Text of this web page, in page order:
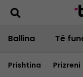
Ballina Të
Prishtina Prizreni